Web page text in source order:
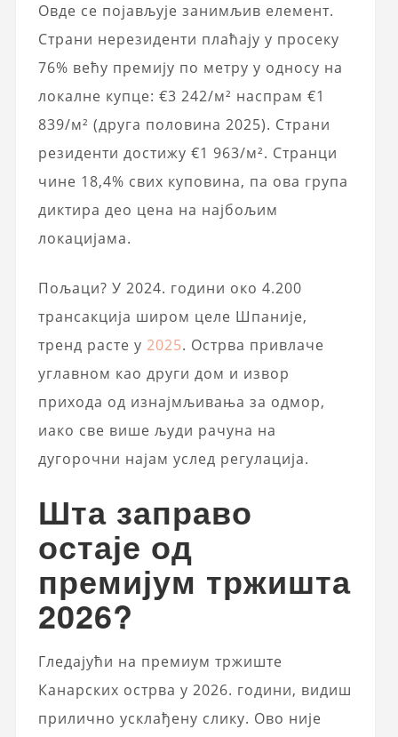
Овде се појављује занимљив елемент.
Страни нерезиденти плаћају у просеку
76% већу премију по метру у односу на
локалне купце: €3 242/м² наспрам €1
839/м² (друга половина 2025). Страни
резиденти достижу €1 963/м². Странци
чине 18,4% свих куповина, па ова група
диктира део цена на најбољим
локацијама.
Пољаци? У 2024. години око 4.200
трансакција широм целе Шпаније,
тренд расте у 2025. Острва привлаче
углавном као други дом и извор
прихода од изнајмљивања за одмор,
иако све више људи рачуна на
дугорочни најам услед регулација.
Шта заправо
остаје од
премијум тржишта
2026?
Гледајући на премиум тржиште
Канарских острва у 2026. години, видиш
прилично усклађену слику. Ово није